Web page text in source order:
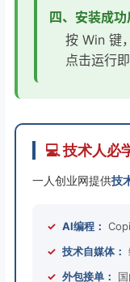
四、安装成功
按 Win 键
点击运行
💻 技术人必
一人创业网提供技
✓ AI编程：
✓ 技术自媒体：
✓ 外包接单：